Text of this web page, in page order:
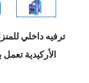
ترفيه داخلي
الأركيدية تعمل